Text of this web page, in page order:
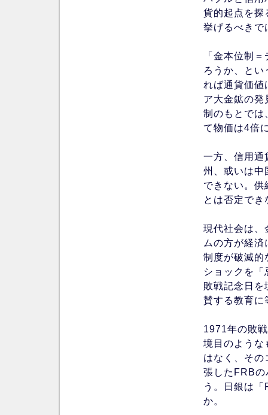
貨的起点を探
挙げるべきで
「金本位制
ろうか、とい
れば通貨価値
ア大金鉱の
制のもとでは
て物価は4倍
一方、信用通
州、或いは中
できない。供
とは否定でき
現代社会は、
ムの方が経
制度が破滅的
ショックを
敗戦記念日を
賛する教育に
1971年の敗
境目のような
はなく、その
張したFRBの
う。日銀は
か。